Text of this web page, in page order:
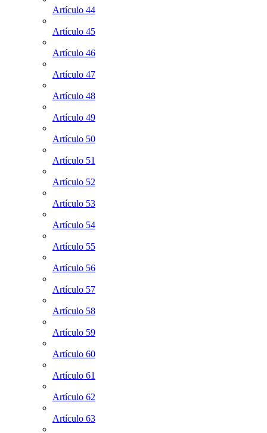
Artículo 44
Artículo 45
Artículo 46
Artículo 47
Artículo 48
Artículo 49
Artículo 50
Artículo 51
Artículo 52
Artículo 53
Artículo 54
Artículo 55
Artículo 56
Artículo 57
Artículo 58
Artículo 59
Artículo 60
Artículo 61
Artículo 62
Artículo 63